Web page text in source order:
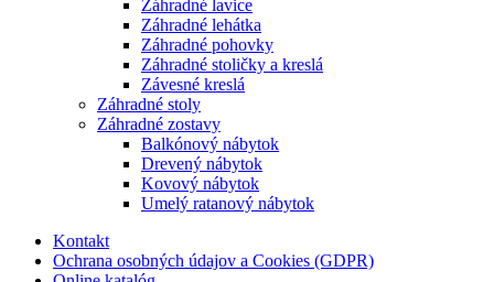
Záhradné lavice
Záhradné lehátka
Záhradné pohovky
Záhradné stoličky a kreslá
Závesné kreslá
Záhradné stoly
Záhradné zostavy
Balkónový nábytok
Drevený nábytok
Kovový nábytok
Umelý ratanový nábytok
Kontakt
Ochrana osobných údajov a Cookies (GDPR)